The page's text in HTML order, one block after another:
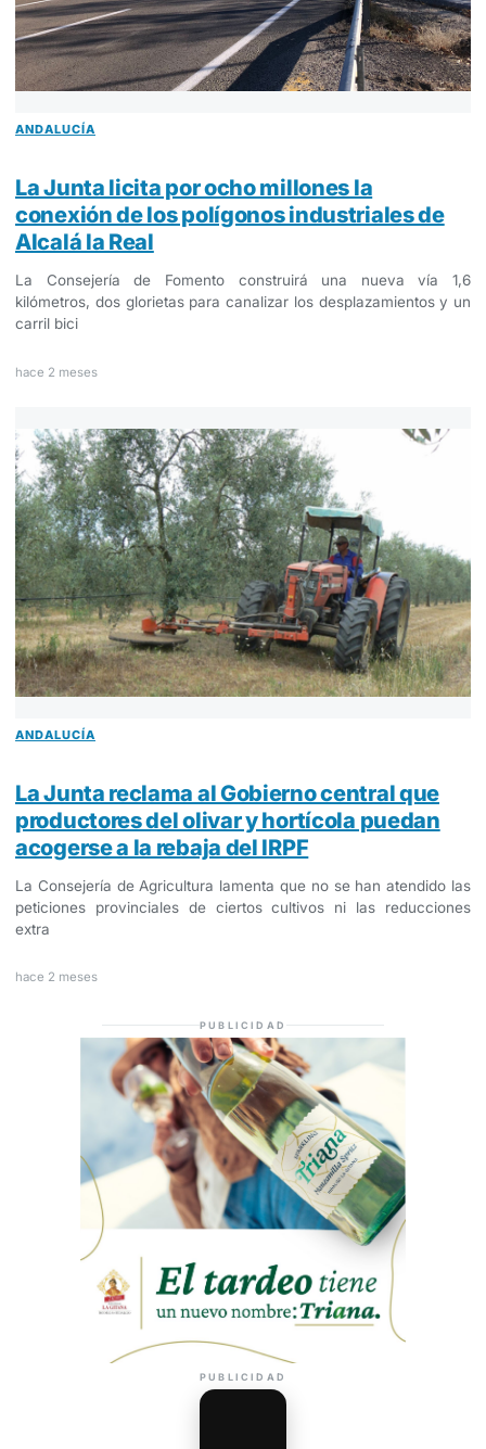
ANDALUCÍA
La Junta licita por ocho millones la
conexión de los polígonos industriales de
Alcalá la Real
La Consejería de Fomento construirá una nueva vía 1,6
kilómetros, dos glorietas para canalizar los desplazamientos y un
carril bici
hace 2 meses
ANDALUCÍA
La Junta reclama al Gobierno central que
productores del olivar y hortícola puedan
acogerse a la rebaja del IRPF
La Consejería de Agricultura lamenta que no se han atendido las
peticiones provinciales de ciertos cultivos ni las reducciones
extra
hace 2 meses
PUBLICIDAD
PUBLICIDAD